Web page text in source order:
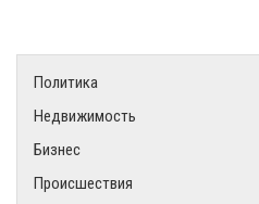
Политика
Недвижимость
Бизнес
Происшествия